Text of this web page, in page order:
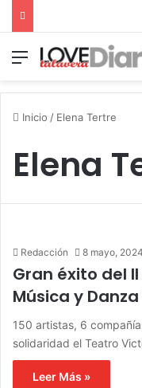
Menú
Inicio / Elena Tertre
Elena
Redacción 8 mayo, 2024
Gran éxito del
Música y
150 artistas, 6
solidaridad el Teatro
Leer Más »